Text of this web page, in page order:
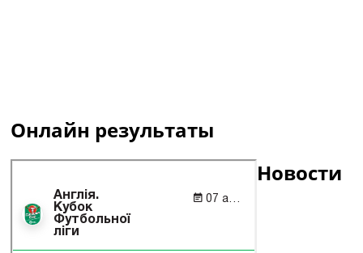
Онлайн результаты
Новости